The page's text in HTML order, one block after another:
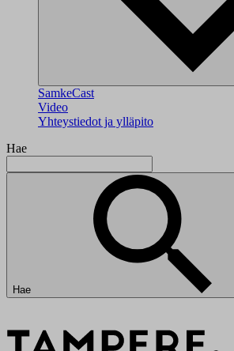
SamkeCast
Video
Yhteystiedot ja ylläpito
Hae
Hae